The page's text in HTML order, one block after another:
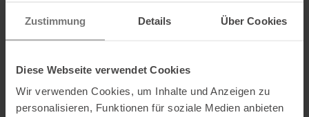
Zustimmung Details Über Cookies
Diese Webseite verwendet Cookies
Wir verwenden Cookies, um Inhalte und Anzeigen zu
personalisieren, Funktionen für soziale Medien anbieten
30D Rip HT Nylon